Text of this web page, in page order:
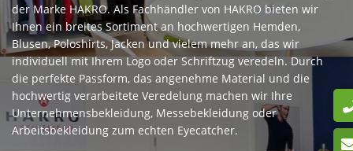
der Marke HAKRO. Als Fachhändler von HAKRO bieten wir
Ihnen ein breites Sortiment an hochwertigen Hemden,
Blusen, Poloshirts, Jacken und vielem mehr an, das wir
individuell mit Ihrem Logo oder Schriftzug veredeln. Durch
die perfekte Passform, das angenehme Material und die
hochwertig verarbeitete Veredelung machen wir Ihre
Unternehmensbekleidung, Messebekleidung oder
Arbeitsbekleidung zum echten Eyecatcher.